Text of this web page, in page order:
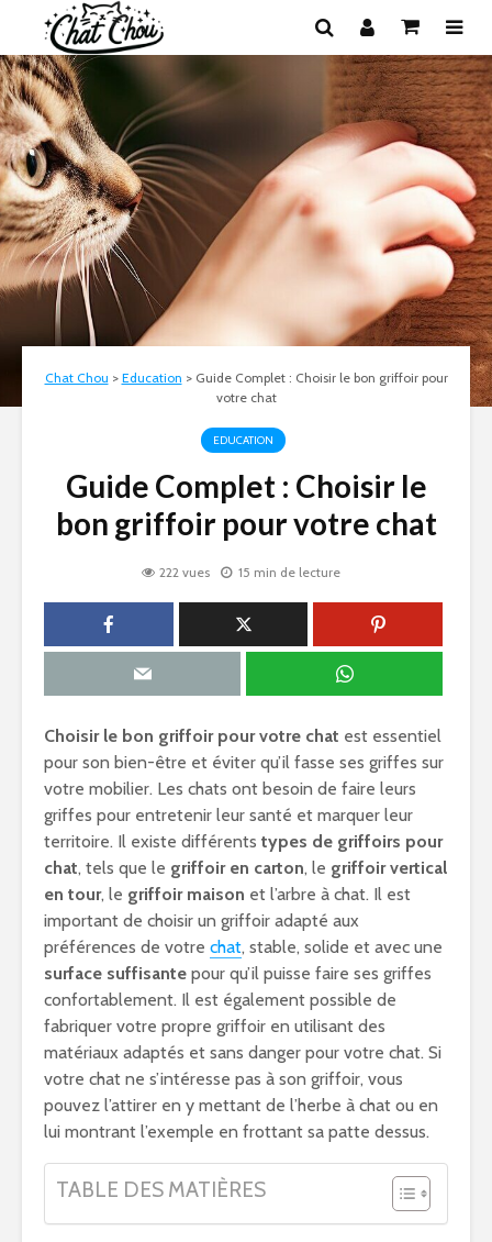
Chat Chou > Education > Guide Complet : Choisir le bon griffoir pour
votre chat
EDUCATION
Guide Complet : Choisir le
bon griffoir pour votre chat
222 vues 15 min de lecture
Choisir le bon griffoir pour votre chat est essentiel
pour son bien-être et éviter qu’il fasse ses griffes sur
votre mobilier. Les chats ont besoin de faire leurs
griffes pour entretenir leur santé et marquer leur
territoire. Il existe différents types de griffoirs pour
chat, tels que le griffoir en carton, le griffoir vertical
en tour, le griffoir maison et l’arbre à chat. Il est
important de choisir un griffoir adapté aux
préférences de votre chat, stable, solide et avec une
surface suffisante pour qu’il puisse faire ses griffes
confortablement. Il est également possible de
fabriquer votre propre griffoir en utilisant des
matériaux adaptés et sans danger pour votre chat. Si
votre chat ne s’intéresse pas à son griffoir, vous
pouvez l’attirer en y mettant de l’herbe à chat ou en
lui montrant l’exemple en frottant sa patte dessus.
TABLE DES MATIÈRES